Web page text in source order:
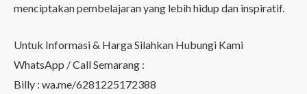
menciptakan pembelajaran yang lebih hidup dan inspiratif.
Untuk Informasi & Harga Silahkan Hubungi Kami
WhatsApp / Call Semarang :
Billy : wa.me/6281225172388